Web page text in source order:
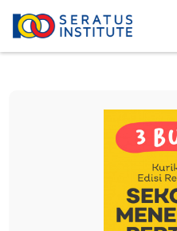
Seratus
Institute